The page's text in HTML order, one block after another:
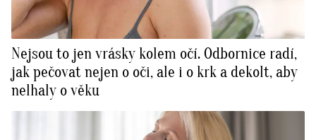
Nejsou to jen vrásky kolem očí. Odbornice radí,
jak pečovat nejen o oči, ale i o krk a dekolt, aby
nelhaly o věku